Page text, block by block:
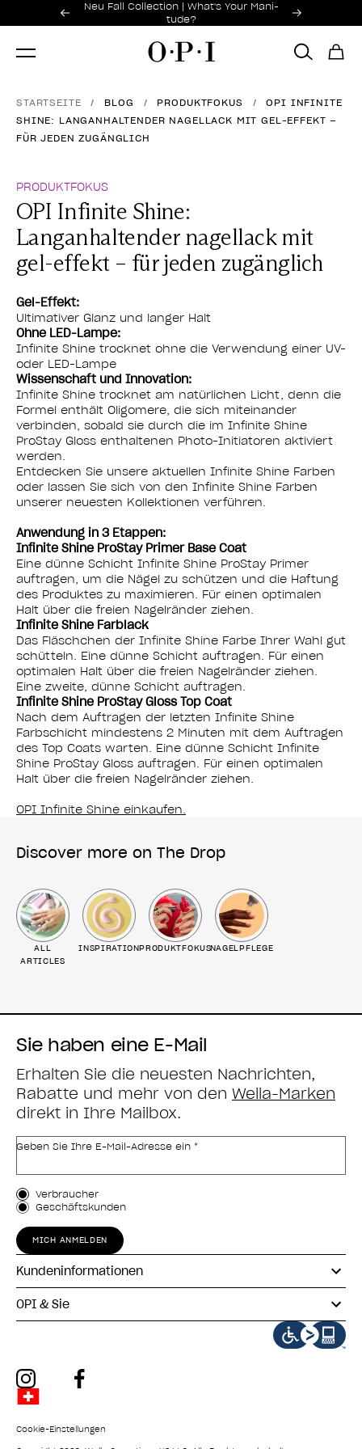
Sonderangebote
Neu Fall Collection | What's Your Mani-
tude?
Item 1 of 2
STARTSEITE BLOG PRODUKTFOKUS
OPI INFINITE
SHINE: LANGANHALTENDER NAGELLACK MIT GEL-EFFEKT –
FÜR JEDEN ZUGÄNGLICH
PRODUKTFOKUS
OPI Infinite Shine:
Langanhaltender nagellack mit
gel-effekt – für jeden zugänglich
Gel-Effekt:
Ultimativer Glanz und langer Halt
Ohne LED-Lampe:
Infinite Shine trocknet ohne die Verwendung einer UV-
oder LED-Lampe
Wissenschaft und Innovation:
Infinite Shine trocknet am natürlichen Licht, denn die
Formel enthält Oligomere, die sich miteinander
verbinden, sobald sie durch die im Infinite Shine
ProStay Gloss enthaltenen Photo-Initiatoren aktiviert
werden.
Entdecken Sie unsere aktuellen Infinite Shine Farben
oder lassen Sie sich von den Infinite Shine Farben
unserer neuesten Kollektionen verführen.
Anwendung in 3 Etappen:
Infinite Shine ProStay Primer Base Coat
Eine dünne Schicht Infinite Shine ProStay Primer
auftragen, um die Nägel zu schützen und die Haftung
des Produktes zu maximieren. Für einen optimalen
Halt über die freien Nagelränder ziehen.
Infinite Shine Farblack
Das Fläschchen der Infinite Shine Farbe Ihrer Wahl gut
schütteln. Eine dünne Schicht auftragen. Für einen
optimalen Halt über die freien Nagelränder ziehen.
Eine zweite, dünne Schicht auftragen.
Infinite Shine ProStay Gloss Top Coat
Nach dem Auftragen der letzten Infinite Shine
Farbschicht mindestens 2 Minuten mit dem Auftragen
des Top Coats warten. Eine dünne Schicht Infinite
Shine ProStay Gloss auftragen. Für einen optimalen
Halt über die freien Nagelränder ziehen.
OPI Infinite Shine einkaufen.
Discover more on The Drop
ALL
ARTICLES
INSPIRATIONPRODUKTFOKUSNAGELPFLEGE
Sie haben eine E-Mail
Erhalten Sie die neuesten Nachrichten,
Rabatte und mehr von den Wella-Marken
direkt in Ihre Mailbox.
Geben Sie Ihre E-Mail-Adresse ein *
Kundenart
Verbraucher
Geschäftskunden
MICH ANMELDEN
Kundeninformationen
OPI & Sie
instagram
Cookie-Einstellungen